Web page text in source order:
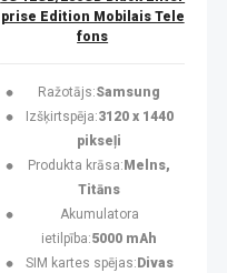
prise Edition Mobilais Tele
fons
Ražotājs:Samsung
Izšķirtspēja:3120 x 1440
pikseļi
Produkta krāsa: Melns,
Titāns
Akumulatora
ietilpība:5000 mAh
SIM kartes spējas: Divas